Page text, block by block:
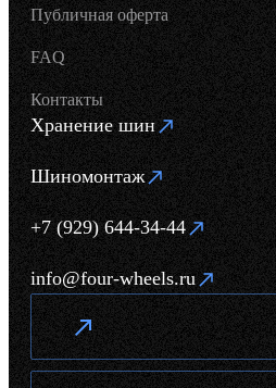
Публичная оферта
FAQ
Контакты
Хранение шин
Шиномонтаж
+7 (929) 644-34-44
info@four-wheels.ru